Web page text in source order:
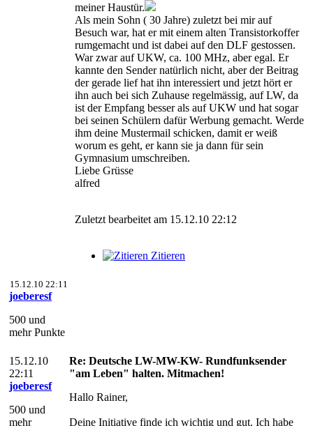
meiner Haustür.
Als mein Sohn ( 30 Jahre) zuletzt bei mir auf
Besuch war, hat er mit einem alten Transistorkoffer
rumgemacht und ist dabei auf den DLF gestossen.
War zwar auf UKW, ca. 100 MHz, aber egal. Er
kannte den Sender natürlich nicht, aber der Beitrag
der gerade lief hat ihn interessiert und jetzt hört er
ihn auch bei sich Zuhause regelmässig, auf LW, da
ist der Empfang besser als auf UKW und hat sogar
bei seinen Schülern dafür Werbung gemacht. Werde
ihm deine Mustermail schicken, damit er weiß
worum es geht, er kann sie ja dann für sein
Gymnasium umschreiben.
Liebe Grüsse
alfred
Zuletzt bearbeitet am 15.12.10 22:12
Zitieren
15.12.10 22:11
joeberesf
500 und
mehr Punkte
15.12.10
22:11
joeberesf
500 und
mehr
Re: Deutsche LW-MW-KW- Rundfunksender
"am Leben" halten. Mitmachen!
Hallo Rainer,
Deine Initiative finde ich wichtig und gut. Ich habe